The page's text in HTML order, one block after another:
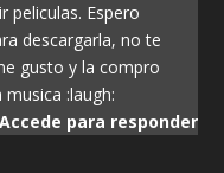
peliculas. Espero
descargarla, no te
gusto y la compro
:laugh:
Accede para responder